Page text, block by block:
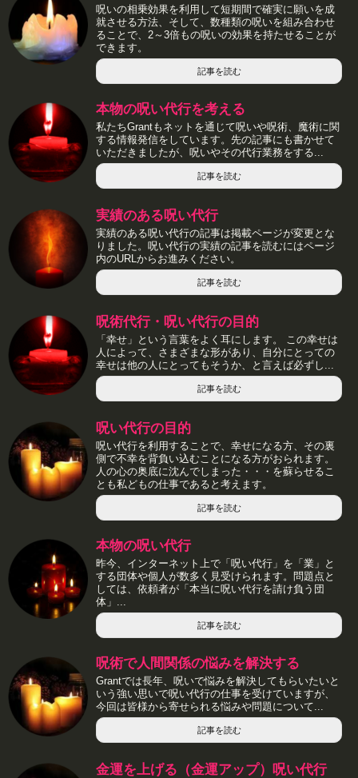
呪いの相乗効果を利用して短期間で確実に願いを成
就させる方法、そして、数種類の呪いを組み合わせ
ることで、2～3倍もの呪いの効果を持たせることが
できます。
記事を読む
本物の呪い代行を考える
私たちGrantもネットを通じて呪いや呪術、魔術に関
する情報発信をしています。先の記事にも書かせて
いただきましたが、呪いやその代行業務をする...
記事を読む
実績のある呪い代行
実績のある呪い代行の記事は掲載ページが変更とな
りました。呪い代行の実績の記事を読むにはページ
内のURLからお進みください。
記事を読む
呪術代行・呪い代行の目的
「幸せ」という言葉をよく耳にします。 この幸せは
人によって、さまざまな形があり、自分にとっての
幸せは他の人にとってもそうか、と言えば必ずし...
記事を読む
呪い代行の目的
呪い代行を利用することで、幸せになる方、その裏
側で不幸を背負い込むことになる方がおられます。
人の心の奥底に沈んでしまった・・・を蘇らせるこ
とも私どもの仕事であると考えます。
記事を読む
本物の呪い代行
昨今、インターネット上で「呪い代行」を「業」と
する団体や個人が数多く見受けられます。問題点と
しては、依頼者が「本当に呪い代行を請け負う団
体」...
記事を読む
呪術で人間関係の悩みを解決する
Grantでは長年、呪いで悩みを解決してもらいたいと
いう強い思いで呪い代行の仕事を受けていますが、
今回は皆様から寄せられる悩みや問題について...
記事を読む
金運を上げる（金運アップ）呪い代行